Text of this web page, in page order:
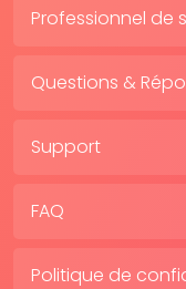
Professionnel de
Questions &
Support
FAQ
Politique de